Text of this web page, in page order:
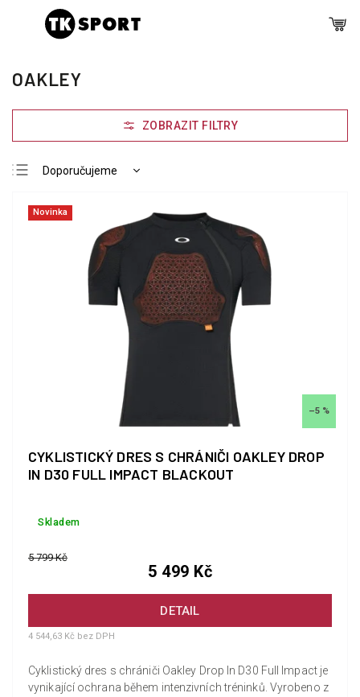
OAKLEY
Doporučujeme
Nejdražší
Nejprodávanější
Abecedně
Novinka
–5 %
CYKLISTICKÝ DRES S CHRÁNIČI OAKLEY DROP
IN D30 FULL IMPACT BLACKOUT
Skladem
DETAIL
4 544,63 Kč bez DPH
5 799 Kč
5 499 Kč
Cyklistický dres s chrániči Oakley Drop In D30 Full Impact je
vynikající ochrana během intenzivních tréninků. Vyrobeno z